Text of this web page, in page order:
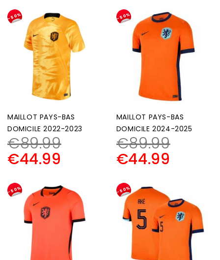
-50%
MAILLOT PAYS-BAS
DOMICILE 2022-2023
€89.99
€44.99
-50%
MAILLOT PAYS-BAS
DOMICILE 2024-2025
€89.99
€44.99
-50% -50%